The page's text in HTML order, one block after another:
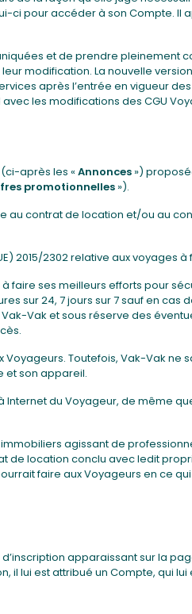
ci pour accéder à son Compte. Il
et de prendre pleinement
modification. La nouvelle
après l’entrée en vigueur
les modifications des CGU
après les « Annonces »)
promotionnelles »).
au contrat de location et/ou au
2015/2302 relative aux voyages à
faire ses meilleurs efforts pour
sur 24, 7 jours sur 7 sauf en cas
Vak et sous réserve des
Voyageurs. Toutefois, Vak-Vak ne
et son appareil.
Internet du Voyageur, de même
agissant de
location conclu avec ledit
faire aux Voyageurs en ce
apparaissant sur la
il lui est attribué un Compte, qui